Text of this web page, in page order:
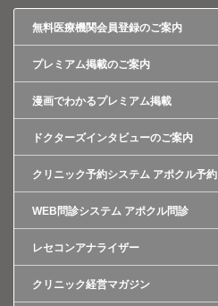
無料医療機関会員登録のご案内
プレミアム掲載のご案内
漫画でわかるプレミアム掲載
ドクターズインタビューのご案内
クリニック予約システム アポクル予約
WEB問診システム アポクル問診
レセコンアナライザー
クリニック経営マガジン